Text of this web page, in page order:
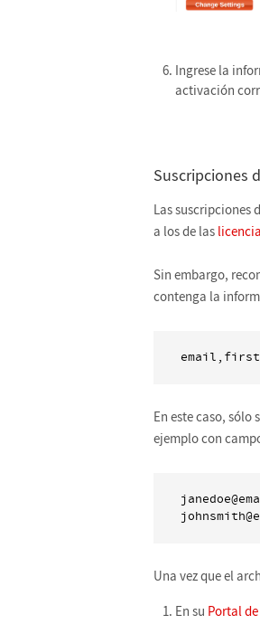
Ingrese la
activación
Suscripciones
Las suscripciones
a los de las
Sin embargo,
contenga la
En este caso,
ejemplo con
Una vez que el
En su Portal